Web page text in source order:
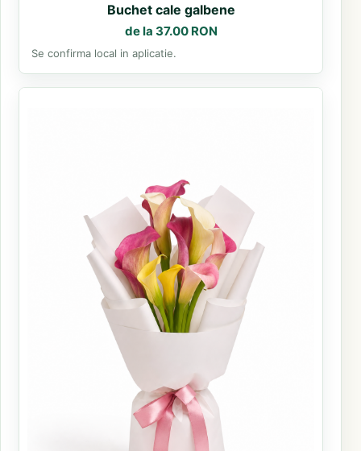
Buchet cale galbene
de la 37.00 RON
Se confirma local in aplicatie.